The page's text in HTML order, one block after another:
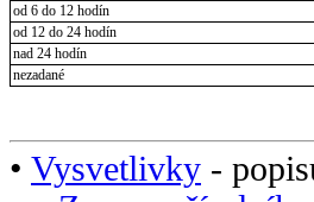
od 6 do 12 hodín
od 12 do 24 hodín
nad 24 hodín
nezadané
• Vysvetlivky -